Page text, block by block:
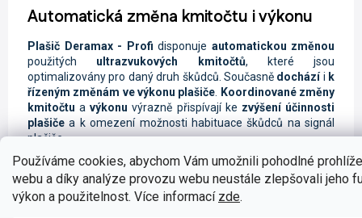
Používáme cookies, abychom Vám umožnili pohodlné
webu a díky analýze provozu webu neustále zlepšovali jeho
výkon a použitelnost. Více informací zde.
Automatická změna kmitočtu i výkonu
Plašič Deramax - Profi disponuje automatickou změnou
použitých ultrazvukových kmitočtů, které jsou
optimalizovány pro daný druh škůdců. Současně docházíi k
řízeným změnám ve výkonu plašiče
Koordinované změny
kmitočtu avýkonu výrazně přispívají ke zvýšení účinnosti
plašiče a k omezení možnosti habituace škůdců na signál
plašiče.